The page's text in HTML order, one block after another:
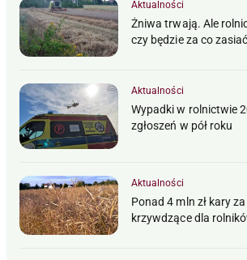
Aktualności
Żniwa trwają. Ale
czy będzie za co zasiać
Aktualności
Wypadki w rolnictwie
zgłoszeń w pół roku
Aktualności
Ponad 4 mln zł kary
krzywdzące dla